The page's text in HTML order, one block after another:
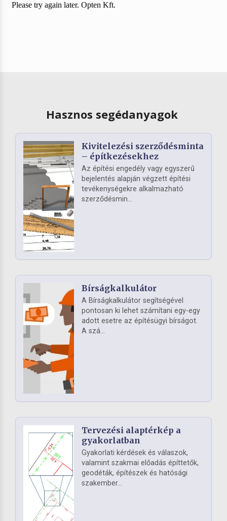
Hasznos segédanyagok
Kivitelezési szerződésminta
– építkezésekhez
Az építési engedély vagy egyszerű
bejelentés alapján végzett építési
tevékenységekre alkalmazható
szerződésmin...
Bírságkalkulátor
A Bírságkalkulátor segítségével
pontosan ki lehet számítani egy-egy
adott esetre az építésügyi bírságot.
A szá...
Tervezési alaptérkép a
gyakorlatban
Gyakorlati kérdések és válaszok,
valamint szakmai előadás építtetők,
geodéták, építészek és hatósági
szakember...